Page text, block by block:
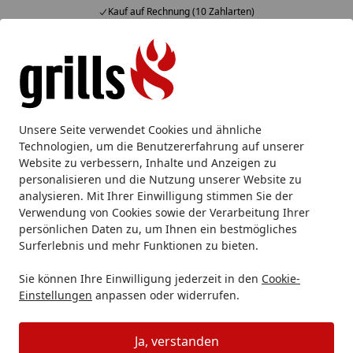
Unsere Seite verwendet Cookies und ähnliche
Technologien, um die Benutzererfahrung auf unserer
Website zu verbessern, Inhalte und Anzeigen zu
personalisieren und die Nutzung unserer Website zu
analysieren. Mit Ihrer Einwilligung stimmen Sie der
Verwendung von Cookies sowie der Verarbeitung Ihrer
persönlichen Daten zu, um Ihnen ein bestmögliches
Surferlebnis und mehr Funktionen zu bieten.
Sie können Ihre Einwilligung jederzeit in den Cookie-
Einstellungen anpassen oder widerrufen.
Ja, verstanden
Kauf auf Rechnung (10 Zahlarten)
Alle Produkte
Mein Konto
Suchen
Kühlschrank
Startseite
Halten Sie Ihre Lebensmittel und Getränke auch im